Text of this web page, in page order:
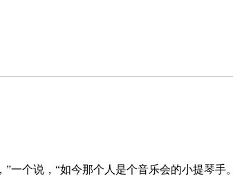
个说，“如今那个人是个音乐会的小提琴手